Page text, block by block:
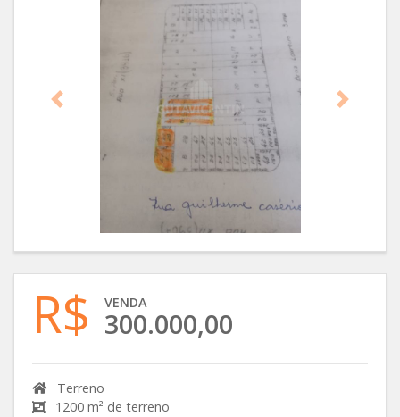
Anterior Próximo
R$ VENDA
300.000,00
Terreno
1200 m² de terreno